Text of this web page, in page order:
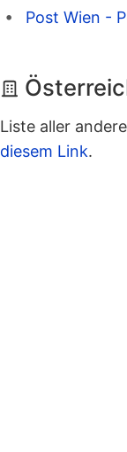
Post Wien -
Liste aller
diesem Link.